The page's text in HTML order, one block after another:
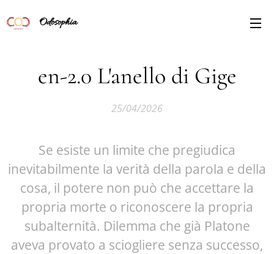
Odosophia
en-2.0 L'anello di Gige
25/04/2026
Se esiste un limite che pregiudica
inevitabilmente la verità della parola e della
cosa, il potere non può che accettare la
propria morte o riconoscere la propria
subalternità. Dilemma che già Platone
aveva provato a sciogliere senza successo,